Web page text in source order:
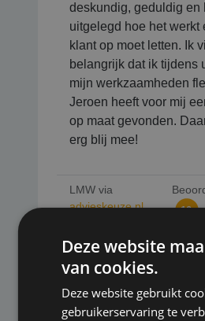
deskundig, geduldig en
uitgelegd hoe het werkt
klant op moet letten. Ik
belangrijk dat ik tijdens
mijn werkzaamheden
Jeroen heeft voor mij
op maat gevonden.
erg blij mee!
LMW via
advieskeuze.nl
10
Datum: 07-07-2025
Deze website
van cookies.
Deze website gebruikt
gebruikerservaring te